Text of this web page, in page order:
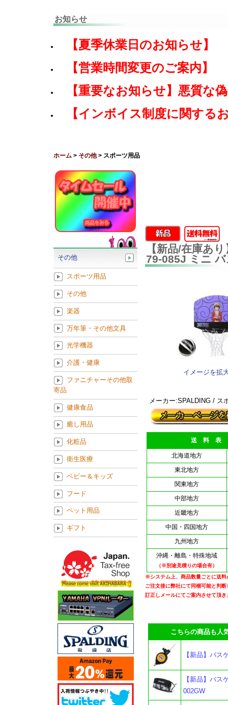
お知らせ
【夏季休業日のお知らせ】
【営業時間変更のご案内】
【重要なお知らせ】悪質な
【インボイス制度に関する
ホーム > その他> スポーツ用品
【新品/在庫あ
79-085J ミニ
イメージを拡
メーカー:SPALDING / ス
送 料 表
北海道地方
東北地方
関東地方
中部地方
近畿地方
中国・四国地方
九州地方
沖縄・離島・特殊地域
（※別途見積りの場合有）
※システム上、商品数量ごとに送料
ご注文後に弊社にて同梱可能と判
訂正しメールにてご案内させて頂き
こちらの商品も人気
【新品】バス
【新品】バ
002GW
その他
スポーツ用品
その他
楽器
万年筆・その他文具
光学機器
介護・健康
ファニチャーその他取
寄品
健康食品
癒し用品
化粧品
衛生医療
ベビー＆キッズ
フード
ペット用品
ギフト